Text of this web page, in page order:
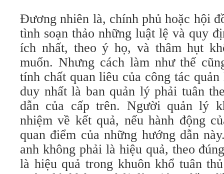
Đương nhiên là, chính phủ hoặc hội
tình soạn thảo những luật lệ và quy
ích nhất, theo ý họ, và thâm hụt
muốn. Nhưng cách làm như thế
tính chất quan liêu của công tác
duy nhất là ban quản lý phải tuân
dẫn của cấp trên. Người quản lý
nhiệm về kết quả, nếu hành động
quan điểm của những hướng dẫn
anh không phải là hiệu quả, theo
là hiệu quả trong khuôn khổ tuân